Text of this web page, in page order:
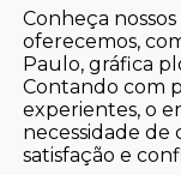
Conheça
oferecemos,
Paulo, gráfica
Contando com
experientes, o
necessidade de
satisfação e